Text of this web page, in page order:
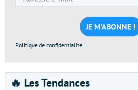
e-
mail
*
Politique de confidentialité
🔥 Les Tendances